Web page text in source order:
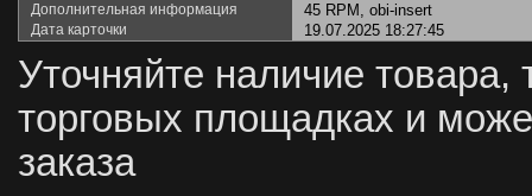
Дополнительная информация 45 RPM, obi-insert
Дата карточки 19.07.2025 18:27:45
Уточняйте наличие товара,
торговых площадках и
заказа